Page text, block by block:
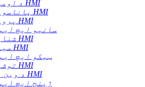
د اومرون HMI
پاناسونیک HMI
پروفیس HMI
سانیو ایچ
شنایډر HMI
سیمنز HMI
ټیکو ایچ
توشیبا HMI
د وین ویو HMI
ژینج ایچ